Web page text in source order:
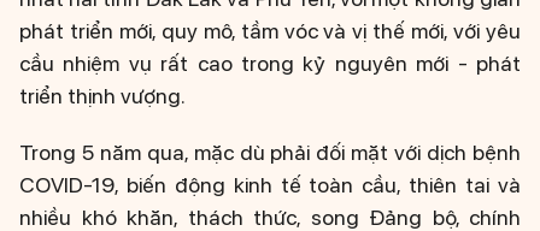
phát triển mới, quy mô, tầm vóc và vị thế mới, với yêu
cầu nhiệm vụ rất cao trong kỷ nguyên mới - phát
triển thịnh vượng.
Trong 5 năm qua, mặc dù phải đối mặt với dịch bệnh
COVID-19, biến động kinh tế toàn cầu, thiên tai và
nhiều khó khăn, thách thức, song Đảng bộ, chính